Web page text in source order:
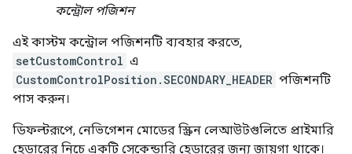
কন্ট্রোল পজিশন
এই কাস্টম কন্ট্রোল পজিশনটি ব্যবহার করতে,
setCustomControl এ
CustomControlPosition.SECONDARY_HEADER পজিশনটি
পাস করুন।
ডিফল্টরূপে, নেভিগেশন মোডের স্ক্রিন লেআউটগুলিতে প্রাইমারি
হেডারের নিচে একটি সেকেন্ডারি হেডারের জন্য জায়গা থাকে।